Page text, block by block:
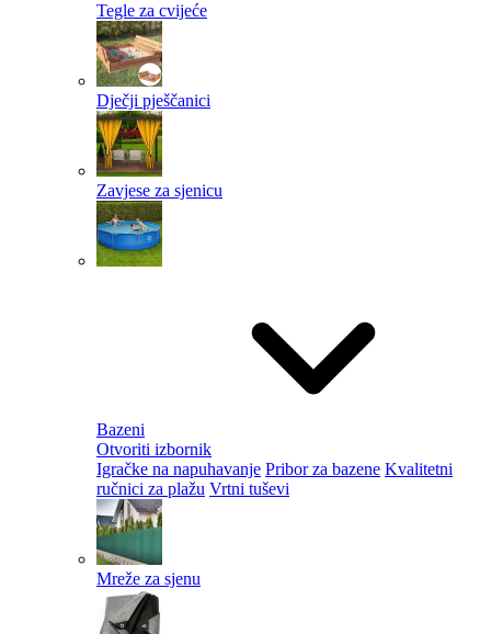
Tegle za cvijeće
Dječji pješčanici
Zavjese za sjenicu
Bazeni
Otvoriti izbornik
Igračke na napuhavanje Pribor za bazene Kvalitetni
ručnici za plažu Vrtni tuševi
Mreže za sjenu